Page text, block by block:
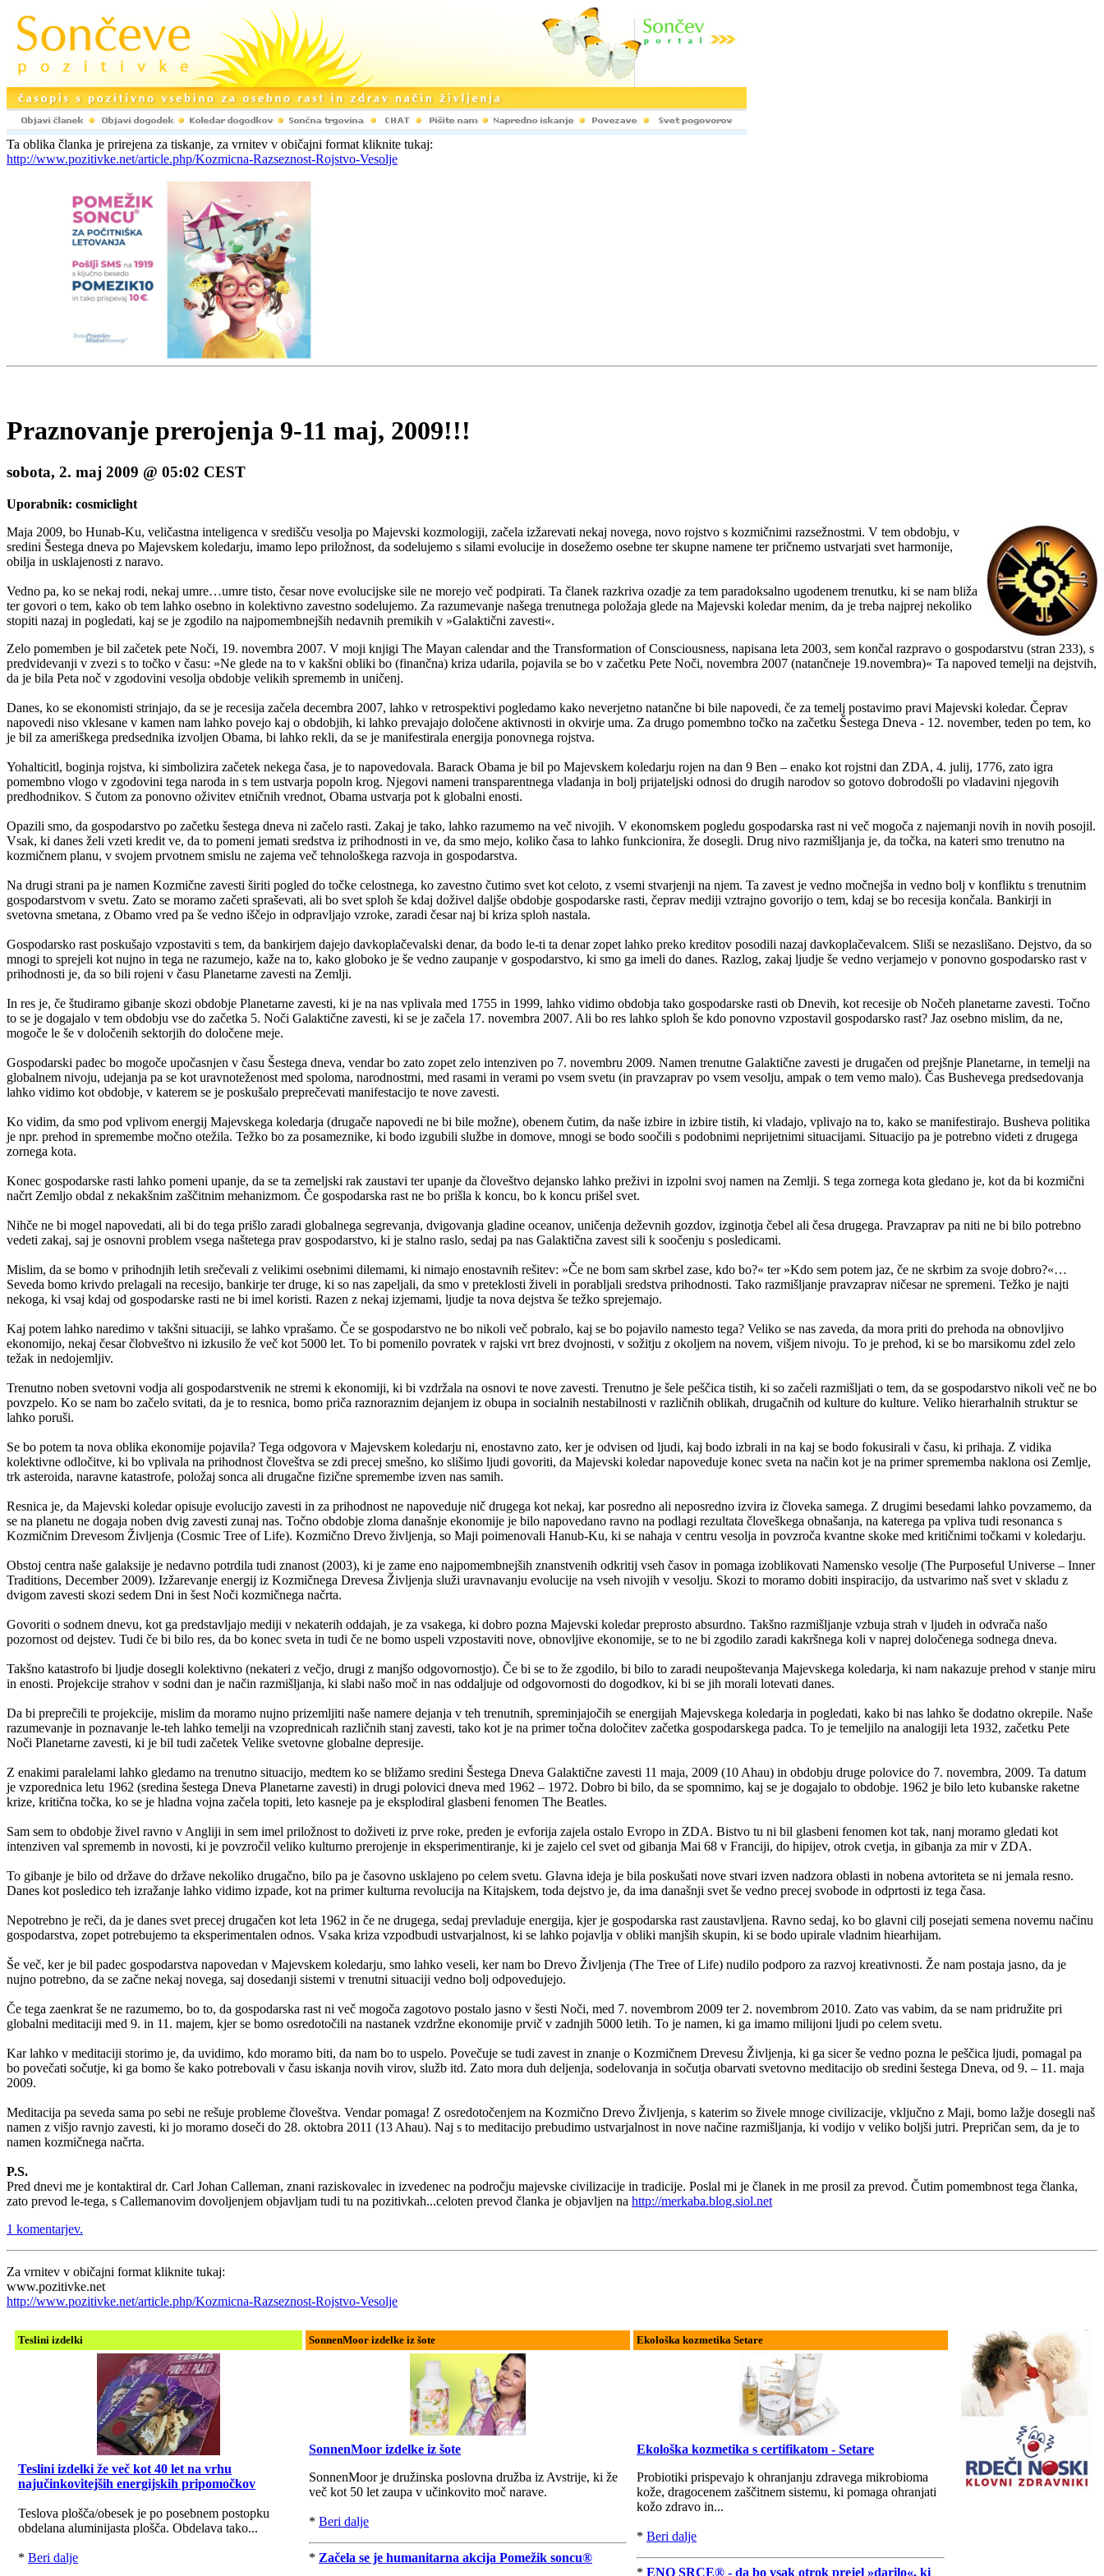
Ta oblika članka je prirejena za tiskanje, za vrnitev v običajni format kliknite tukaj:
http://www.pozitivke.net/article.php/Kozmicna-Razseznost-Rojstvo-Vesolje
Praznovanje prerojenja 9-11 maj, 2009!!!
sobota, 2. maj 2009 @ 05:02 CEST
Uporabnik: cosmiclight
Maja 2009, bo Hunab-Ku, veličastna inteligenca v središču vesolja po Majevski kozmologiji, začela izžarevati nekaj novega, novo rojstvo s kozmičnimi razsežnostmi. V tem obdobju, v
sredini Šestega dneva po Majevskem koledarju, imamo lepo priložnost, da sodelujemo s silami evolucije in dosežemo osebne ter skupne namene ter pričnemo ustvarjati svet harmonije,
obilja in usklajenosti z naravo.
Vedno pa, ko se nekaj rodi, nekaj umre…umre tisto, česar nove evolucijske sile ne morejo več podpirati. Ta članek razkriva ozadje za tem paradoksalno ugodenem trenutku, ki se nam bliža
ter govori o tem, kako ob tem lahko osebno in kolektivno zavestno sodelujemo. Za razumevanje našega trenutnega položaja glede na Majevski koledar menim, da je treba najprej nekoliko
stopiti nazaj in pogledati, kaj se je zgodilo na najpomembnejših nedavnih premikih v »Galaktični zavesti«.
Zelo pomemben je bil začetek pete Noči, 19. novembra 2007. V moji knjigi The Mayan calendar and the Transformation of Consciousness, napisana leta 2003, sem končal razpravo o gospodarstvu (stran 233), s
predvidevanji v zvezi s to točko v času: »Ne glede na to v kakšni obliki bo (finančna) kriza udarila, pojavila se bo v začetku Pete Noči, novembra 2007 (natančneje 19.novembra)« Ta napoved temelji na dejstvih,
da je bila Peta noč v zgodovini vesolja obdobje velikih sprememb in uničenj.
Danes, ko se ekonomisti strinjajo, da se je recesija začela decembra 2007, lahko v retrospektivi pogledamo kako neverjetno natančne bi bile napovedi, če za temelj postavimo pravi Majevski koledar. Čeprav
napovedi niso vklesane v kamen nam lahko povejo kaj o obdobjih, ki lahko prevajajo določene aktivnosti in okvirje uma. Za drugo pomembno točko na začetku Šestega Dneva - 12. november, teden po tem, ko
je bil za ameriškega predsednika izvoljen Obama, bi lahko rekli, da se je manifestirala energija ponovnega rojstva.
Yohalticitl, boginja rojstva, ki simbolizira začetek nekega časa, je to napovedovala. Barack Obama je bil po Majevskem koledarju rojen na dan 9 Ben – enako kot rojstni dan ZDA, 4. julij, 1776, zato igra
pomembno vlogo v zgodovini tega naroda in s tem ustvarja popoln krog. Njegovi nameni transparentnega vladanja in bolj prijateljski odnosi do drugih narodov so gotovo dobrodošli po vladavini njegovih
predhodnikov. S čutom za ponovno oživitev etničnih vrednot, Obama ustvarja pot k globalni enosti.
Opazili smo, da gospodarstvo po začetku šestega dneva ni začelo rasti. Zakaj je tako, lahko razumemo na več nivojih. V ekonomskem pogledu gospodarska rast ni več mogoča z najemanji novih in novih posojil.
Vsak, ki danes želi vzeti kredit ve, da to pomeni jemati sredstva iz prihodnosti in ve, da smo mejo, koliko časa to lahko funkcionira, že dosegli. Drug nivo razmišljanja je, da točka, na kateri smo trenutno na
kozmičnem planu, v svojem prvotnem smislu ne zajema več tehnološkega razvoja in gospodarstva.
Na drugi strani pa je namen Kozmične zavesti širiti pogled do točke celostnega, ko zavestno čutimo svet kot celoto, z vsemi stvarjenji na njem. Ta zavest je vedno močnejša in vedno bolj v konfliktu s trenutnim
gospodarstvom v svetu. Zato se moramo začeti spraševati, ali bo svet sploh še kdaj doživel daljše obdobje gospodarske rasti, čeprav mediji vztrajno govorijo o tem, kdaj se bo recesija končala. Bankirji in
svetovna smetana, z Obamo vred pa še vedno iščejo in odpravljajo vzroke, zaradi česar naj bi kriza sploh nastala.
Gospodarsko rast poskušajo vzpostaviti s tem, da bankirjem dajejo davkoplačevalski denar, da bodo le-ti ta denar zopet lahko preko kreditov posodili nazaj davkoplačevalcem. Sliši se nezaslišano. Dejstvo, da so
mnogi to sprejeli kot nujno in tega ne razumejo, kaže na to, kako globoko je še vedno zaupanje v gospodarstvo, ki smo ga imeli do danes. Razlog, zakaj ljudje še vedno verjamejo v ponovno gospodarsko rast v
prihodnosti je, da so bili rojeni v času Planetarne zavesti na Zemlji.
In res je, če študiramo gibanje skozi obdobje Planetarne zavesti, ki je na nas vplivala med 1755 in 1999, lahko vidimo obdobja tako gospodarske rasti ob Dnevih, kot recesije ob Nočeh planetarne zavesti. Točno
to se je dogajalo v tem obdobju vse do začetka 5. Noči Galaktične zavesti, ki se je začela 17. novembra 2007. Ali bo res lahko sploh še kdo ponovno vzpostavil gospodarsko rast? Jaz osebno mislim, da ne,
mogoče le še v določenih sektorjih do določene meje.
Gospodarski padec bo mogoče upočasnjen v času Šestega dneva, vendar bo zato zopet zelo intenziven po 7. novembru 2009. Namen trenutne Galaktične zavesti je drugačen od prejšnje Planetarne, in temelji na
globalnem nivoju, udejanja pa se kot uravnoteženost med spoloma, narodnostmi, med rasami in verami po vsem svetu (in pravzaprav po vsem vesolju, ampak o tem vemo malo). Čas Bushevega predsedovanja
lahko vidimo kot obdobje, v katerem se je poskušalo preprečevati manifestacijo te nove zavesti.
Ko vidim, da smo pod vplivom energij Majevskega koledarja (drugače napovedi ne bi bile možne), obenem čutim, da naše izbire in izbire tistih, ki vladajo, vplivajo na to, kako se manifestirajo. Busheva politika
je npr. prehod in spremembe močno otežila. Težko bo za posameznike, ki bodo izgubili službe in domove, mnogi se bodo soočili s podobnimi neprijetnimi situacijami. Situacijo pa je potrebno videti z drugega
zornega kota.
Konec gospodarske rasti lahko pomeni upanje, da se ta zemeljski rak zaustavi ter upanje da človeštvo dejansko lahko preživi in izpolni svoj namen na Zemlji. S tega zornega kota gledano je, kot da bi kozmični
načrt Zemljo obdal z nekakšnim zaščitnim mehanizmom. Če gospodarska rast ne bo prišla k koncu, bo k koncu prišel svet.
Nihče ne bi mogel napovedati, ali bi do tega prišlo zaradi globalnega segrevanja, dvigovanja gladine oceanov, uničenja deževnih gozdov, izginotja čebel ali česa drugega. Pravzaprav pa niti ne bi bilo potrebno
vedeti zakaj, saj je osnovni problem vsega naštetega prav gospodarstvo, ki je stalno raslo, sedaj pa nas Galaktična zavest sili k soočenju s posledicami.
Mislim, da se bomo v prihodnjih letih srečevali z velikimi osebnimi dilemami, ki nimajo enostavnih rešitev: »Če ne bom sam skrbel zase, kdo bo?« ter »Kdo sem potem jaz, če ne skrbim za svoje dobro?«…
Seveda bomo krivdo prelagali na recesijo, bankirje ter druge, ki so nas zapeljali, da smo v preteklosti živeli in porabljali sredstva prihodnosti. Tako razmišljanje pravzaprav ničesar ne spremeni. Težko je najti
nekoga, ki vsaj kdaj od gospodarske rasti ne bi imel koristi. Razen z nekaj izjemami, ljudje ta nova dejstva še težko sprejemajo.
Kaj potem lahko naredimo v takšni situaciji, se lahko vprašamo. Če se gospodarstvo ne bo nikoli več pobralo, kaj se bo pojavilo namesto tega? Veliko se nas zaveda, da mora priti do prehoda na obnovljivo
ekonomijo, nekaj česar člobveštvo ni izkusilo že več kot 5000 let. To bi pomenilo povratek v rajski vrt brez dvojnosti, v sožitju z okoljem na novem, višjem nivoju. To je prehod, ki se bo marsikomu zdel zelo
težak in nedojemljiv.
Trenutno noben svetovni vodja ali gospodarstvenik ne stremi k ekonomiji, ki bi vzdržala na osnovi te nove zavesti. Trenutno je šele peščica tistih, ki so začeli razmišljati o tem, da se gospodarstvo nikoli več ne bo
povzpelo. Ko se nam bo začelo svitati, da je to resnica, bomo priča raznoraznim dejanjem iz obupa in socialnih nestabilnosti v različnih oblikah, drugačnih od kulture do kulture. Veliko hierarhalnih struktur se
lahko poruši.
Se bo potem ta nova oblika ekonomije pojavila? Tega odgovora v Majevskem koledarju ni, enostavno zato, ker je odvisen od ljudi, kaj bodo izbrali in na kaj se bodo fokusirali v času, ki prihaja. Z vidika
kolektivne odločitve, ki bo vplivala na prihodnost človeštva se zdi precej smešno, ko slišimo ljudi govoriti, da Majevski koledar napoveduje konec sveta na način kot je na primer sprememba naklona osi Zemlje,
trk asteroida, naravne katastrofe, položaj sonca ali drugačne fizične spremembe izven nas samih.
Resnica je, da Majevski koledar opisuje evolucijo zavesti in za prihodnost ne napoveduje nič drugega kot nekaj, kar posredno ali neposredno izvira iz človeka samega. Z drugimi besedami lahko povzamemo, da
se na planetu ne dogaja noben dvig zavesti zunaj nas. Točno obdobje zloma današnje ekonomije je bilo napovedano ravno na podlagi rezultata človeškega obnašanja, na katerega pa vpliva tudi resonanca s
Kozmičnim Drevesom Življenja (Cosmic Tree of Life). Kozmično Drevo življenja, so Maji poimenovali Hanub-Ku, ki se nahaja v centru vesolja in povzroča kvantne skoke med kritičnimi točkami v koledarju.
Obstoj centra naše galaksije je nedavno potrdila tudi znanost (2003), ki je zame eno najpomembnejših znanstvenih odkritij vseh časov in pomaga izoblikovati Namensko vesolje (The Purposeful Universe – Inner
Traditions, December 2009). Izžarevanje energij iz Kozmičnega Drevesa Življenja služi uravnavanju evolucije na vseh nivojih v vesolju. Skozi to moramo dobiti inspiracijo, da ustvarimo naš svet v skladu z
dvigom zavesti skozi sedem Dni in šest Noči kozmičnega načrta.
Govoriti o sodnem dnevu, kot ga predstavljajo mediji v nekaterih oddajah, je za vsakega, ki dobro pozna Majevski koledar preprosto absurdno. Takšno razmišljanje vzbuja strah v ljudeh in odvrača našo
pozornost od dejstev. Tudi če bi bilo res, da bo konec sveta in tudi če ne bomo uspeli vzpostaviti nove, obnovljive ekonomije, se to ne bi zgodilo zaradi kakršnega koli v naprej določenega sodnega dneva.
Takšno katastrofo bi ljudje dosegli kolektivno (nekateri z večjo, drugi z manjšo odgovornostjo). Če bi se to že zgodilo, bi bilo to zaradi neupoštevanja Majevskega koledarja, ki nam nakazuje prehod v stanje miru
in enosti. Projekcije strahov v sodni dan je način razmišljanja, ki slabi našo moč in nas oddaljuje od odgovornosti do dogodkov, ki bi se jih morali lotevati danes.
Da bi preprečili te projekcije, mislim da moramo nujno prizemljiti naše namere dejanja v teh trenutnih, spreminjajočih se energijah Majevskega koledarja in pogledati, kako bi nas lahko še dodatno okrepile. Naše
razumevanje in poznavanje le-teh lahko temelji na vzoprednicah različnih stanj zavesti, tako kot je na primer točna določitev začetka gospodarskega padca. To je temeljilo na analogiji leta 1932, začetku Pete
Noči Planetarne zavesti, ki je bil tudi začetek Velike svetovne globalne depresije.
Z enakimi paralelami lahko gledamo na trenutno situacijo, medtem ko se bližamo sredini Šestega Dneva Galaktične zavesti 11 maja, 2009 (10 Ahau) in obdobju druge polovice do 7. novembra, 2009. Ta datum
je vzporednica letu 1962 (sredina šestega Dneva Planetarne zavesti) in drugi polovici dneva med 1962 – 1972. Dobro bi bilo, da se spomnimo, kaj se je dogajalo to obdobje. 1962 je bilo leto kubanske raketne
krize, kritična točka, ko se je hladna vojna začela topiti, leto kasneje pa je eksplodiral glasbeni fenomen The Beatles.
Sam sem to obdobje živel ravno v Angliji in sem imel priložnost to doživeti iz prve roke, preden je evforija zajela ostalo Evropo in ZDA. Bistvo tu ni bil glasbeni fenomen kot tak, nanj moramo gledati kot
intenziven val sprememb in novosti, ki je povzročil veliko kulturno prerojenje in eksperimentiranje, ki je zajelo cel svet od gibanja Mai 68 v Franciji, do hipijev, otrok cvetja, in gibanja za mir v ZDA.
To gibanje je bilo od države do države nekoliko drugačno, bilo pa je časovno usklajeno po celem svetu. Glavna ideja je bila poskušati nove stvari izven nadzora oblasti in nobena avtoriteta se ni jemala resno.
Danes kot posledico teh izražanje lahko vidimo izpade, kot na primer kulturna revolucija na Kitajskem, toda dejstvo je, da ima današnji svet še vedno precej svobode in odprtosti iz tega časa.
Nepotrebno je reči, da je danes svet precej drugačen kot leta 1962 in če ne drugega, sedaj prevladuje energija, kjer je gospodarska rast zaustavljena. Ravno sedaj, ko bo glavni cilj posejati semena novemu načinu
gospodarstva, zopet potrebujemo ta eksperimentalen odnos. Vsaka kriza vzpodbudi ustvarjalnost, ki se lahko pojavlja v obliki manjših skupin, ki se bodo upirale vladnim hiearhijam.
Še več, ker je bil padec gospodarstva napovedan v Majevskem koledarju, smo lahko veseli, ker nam bo Drevo Življenja (The Tree of Life) nudilo podporo za razvoj kreativnosti. Že nam postaja jasno, da je
nujno potrebno, da se začne nekaj novega, saj dosedanji sistemi v trenutni situaciji vedno bolj odpovedujejo.
Če tega zaenkrat še ne razumemo, bo to, da gospodarska rast ni več mogoča zagotovo postalo jasno v šesti Noči, med 7. novembrom 2009 ter 2. novembrom 2010. Zato vas vabim, da se nam pridružite pri
globalni meditaciji med 9. in 11. majem, kjer se bomo osredotočili na nastanek vzdržne ekonomije prvič v zadnjih 5000 letih. To je namen, ki ga imamo milijoni ljudi po celem svetu.
Kar lahko v meditaciji storimo je, da uvidimo, kdo moramo biti, da nam bo to uspelo. Povečuje se tudi zavest in znanje o Kozmičnem Drevesu Življenja, ki ga sicer še vedno pozna le peščica ljudi, pomagal pa
bo povečati sočutje, ki ga bomo še kako potrebovali v času iskanja novih virov, služb itd. Zato mora duh deljenja, sodelovanja in sočutja obarvati svetovno meditacijo ob sredini šestega Dneva, od 9. – 11. maja
2009.
Meditacija pa seveda sama po sebi ne rešuje probleme človeštva. Vendar pomaga! Z osredotočenjem na Kozmično Drevo Življenja, s katerim so živele mnoge civilizacije, vključno z Maji, bomo lažje dosegli naš
namen z višjo ravnjo zavesti, ki jo moramo doseči do 28. oktobra 2011 (13 Ahau). Naj s to meditacijo prebudimo ustvarjalnost in nove načine razmišljanja, ki vodijo v veliko boljši jutri. Prepričan sem, da je to
namen kozmičnega načrta.
P.S.
Pred dnevi me je kontaktiral dr. Carl Johan Calleman, znani raziskovalec in izvedenec na področju majevske civilizacije in tradicije. Poslal mi je članek in me prosil za prevod. Čutim pomembnost tega članka,
zato prevod le-tega, s Callemanovim dovoljenjem objavljam tudi tu na pozitivkah...celoten prevod članka je objavljen na http://merkaba.blog.siol.net
1 komentarjev.
Za vrnitev v običajni format kliknite tukaj:
www.pozitivke.net
http://www.pozitivke.net/article.php/Kozmicna-Razseznost-Rojstvo-Vesolje
Teslini izdelki
Teslini izdelki že več kot 40 let na vrhu
najučinkovitejših energijskih pripomočkov
Teslova plošča/obesek je po posebnem postopku
obdelana aluminijasta plošča. Obdelava tako...
* Beri dalje
SonnenMoor izdelke iz šote
SonnenMoor izdelke iz šote
SonnenMoor je družinska poslovna družba iz Avstrije, ki že
več kot 50 let zaupa v učinkovito moč narave.
* Beri dalje
* Začela se je humanitarna akcija Pomežik soncu®
Ekološka kozmetika Setare
Ekološka kozmetika s certifikatom - Setare
Probiotiki prispevajo k ohranjanju zdravega mikrobioma
kože, dragocenem zaščitnem sistemu, ki pomaga ohranjati
kožo zdravo in...
* Beri dalje
* ENO SRCE® - da bo vsak otrok prejel »darilo«, ki